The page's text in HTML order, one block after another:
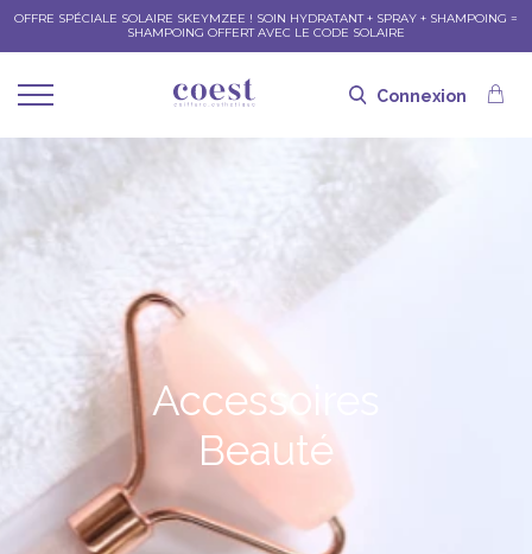
OFFRE SPÉCIALE SOLAIRE SKEYMZEE ! SOIN HYDRATANT + SPRAY + SHAMPOING =
SHAMPOING OFFERT AVEC LE CODE SOLAIRE
Connexion
Accessoires
Beauté